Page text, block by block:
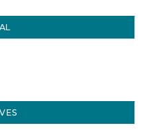
Facebook
sur Twitter
sur Instagram